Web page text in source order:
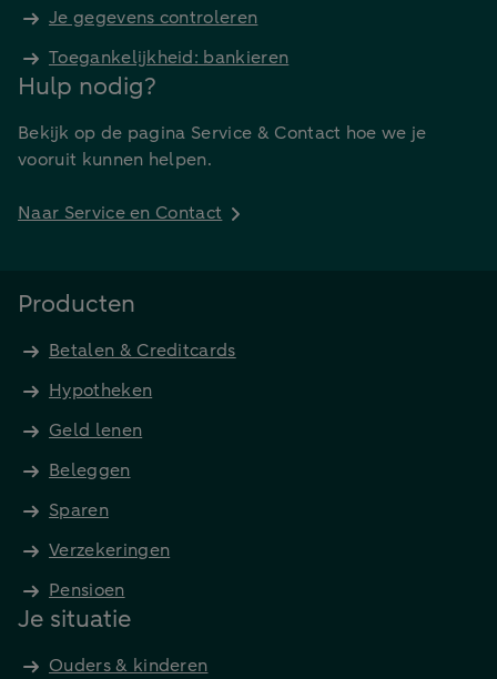
Je gegevens controleren
Toegankelijkheid: bankieren
Hulp nodig?
Bekijk op de pagina Service & Contact hoe we je
vooruit kunnen helpen.
Naar Service en Contact
Producten
Betalen & Creditcards
Hypotheken
Geld lenen
Beleggen
Sparen
Verzekeringen
Pensioen
Je situatie
Ouders & kinderen